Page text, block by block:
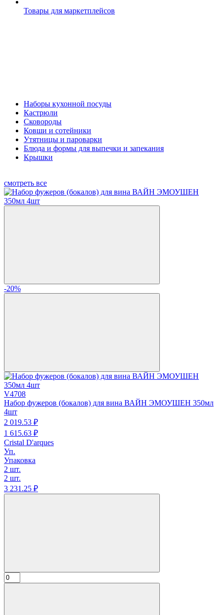
Товары для маркетплейсов
Наборы кухонной посуды
Кастрюли
Сковороды
Ковши и сотейники
Утятницы и пароварки
Блюда и формы для выпечки и запекания
Крышки
смотреть все
-20%
V4708
Набор фужеров (бокалов) для вина ВАЙН ЭМОУШЕН 350мл
4шт
2 019.53 ₽
1 615.63 ₽
Cristal D'arques
Уп.
Упаковка
2 шт.
2 шт.
3 231.25 ₽